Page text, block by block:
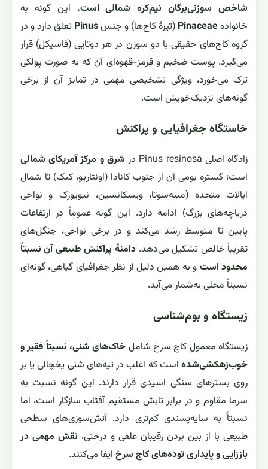
شاخص سوزنی‌برگان نیم‌کره شمالی است. این گونه به
خانوادهPinaceae (تیرهٔ کاج‌ها) و جنسPinus تعلق دارد و در
گروه کاج‌های حقیقی با دو سوزن در هر دوتایی (فاسیکل) قرار
می‌گیرد. پوست ضخیم و قرمز-قهوه‌ای آن که به صورت پولکی
ترک می‌خورد، ویژگی تشخیصی مهمی در تمایز آن از برخی
گونه‌های نزدیک‌خویش است.
خاستگاه جغرافیایی و پراکنش
زادگاه اصلی Pinus resinosa در
شرق و مرکز آمریکای شمالی
است؛ گستره بومی آن از جنوب کانادا (اونتاریو، کبک) تا شمال
ایالات متحده (مینه‌سوتا، ویسکانسین، نیویورک و نواحی
دریاچه‌های بزرگ) ادامه دارد. این گونه عموماً در ارتفاعات
پایین تا متوسط رشد می‌کند و در برخی نواحی، جنگل‌های
تقریباً خالص تشکیل می‌دهد. دامنهٔ پراکنش طبیعی آن نسبتاً
محدود است و به همین دلیل از نظر جغرافیای گیاهی، گونه‌ای
نسبتاً محلی به‌شمار می‌آید.
زیستگاه و بوم‌شناسی
زیستگاه معمول کاج سرخ شامل خاک‌های شنی، نسبتاً فقیر و
خوب‌زهکشی‌شدهاست که اغلب در تپه‌های شنی یخچالی یا بر
روی بسترهای سنگی اسیدی قرار دارند. این گونه نسبت به
سرما مقاوم و در برابر تابش مستقیم آفتاب سازگار است، اما
نسبتاً به سایه‌پسندی کم‌تری دارد. آتش‌سوزی‌های سطحی
طبیعی با از بین بردن رقیبان علفی و درختی، نقش مهمی در
باززایی و پایداری توده‌های کاج سرخایفا می‌کنند.